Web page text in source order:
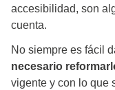
accesibilidad, son
cuenta.
No siempre es fácil
necesario
vigente y con lo que